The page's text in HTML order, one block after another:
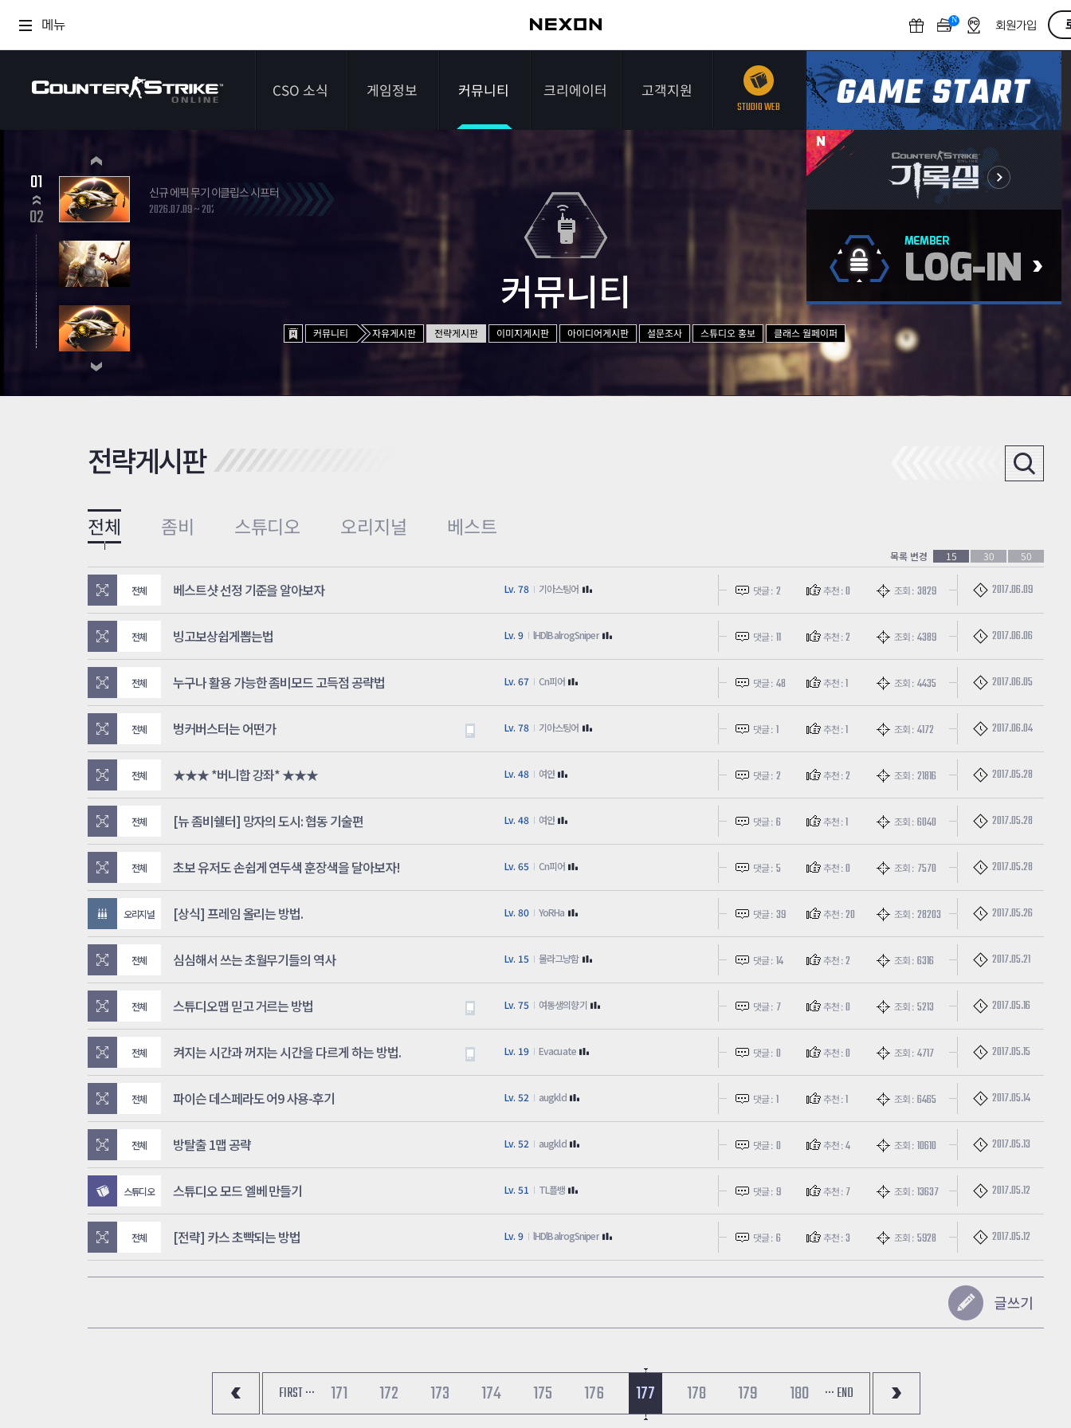
메뉴 N
F
회원가입
CSO 소식
이벤트
게임정보
조작법
NEXON NOW
추가 정보
기록실
커뮤니티
설문조사
스튜디오 홍보
크리에이터
크리에이터 공지
고객지원
STUDIO WEB
신규 에픽 무기 이클립스 시프터
2026.07.09 ~ 2026.09.03
01
02
커뮤니티
커뮤니티 자유게시판 전략게시판 이미지게시판 아이디어게시판 설문조사 스튜디오 홍보 클래스 월페이퍼
전략게시판
전체 좀비 스튜디오 오리지널 베스트
목록 변경 15 30 50
전체 베스트샷 선정 기준을 알아보자 Lv. 78 기아스팅어 댓글 : 2 추천 : 0 조회 : 3829 2017.06.09
전체 빙고보상쉽게뽑는법 Lv. 9 lHDlBalrogSniper 댓글 : 11 추천 : 2 조회 : 4389 2017.06.06
전체 누구나 활용 가능한 좀비모드 고득점 공략법 Lv. 67 Cn피어 댓글 : 48 추천 : 1 조회 : 4435 2017.06.05
전체 벙커버스터는 어떤가 Lv. 78 기아스팅어 댓글 : 1 추천 : 1 조회 : 4172 2017.06.04
전체 ★★★ *버니합 강좌* ★★★ Lv. 48 여얀 댓글 : 2 추천 : 2 조회 : 21816 2017.05.28
전체 [뉴 좀비쉘터] 망자의 도시: 협동 기술편 Lv. 48 여얀 댓글 : 6 추천 : 1 조회 : 6040 2017.05.28
전체 초보 유저도 손쉽게 연두색 훈장색을 달아보자! Lv. 65 Cn피어 댓글 : 5 추천 : 0 조회 : 7570 2017.05.28
오리지널 [상식] 프레임 올리는 방법. Lv. 80 YoRHa 댓글 : 39 추천 : 20 조회 : 28203 2017.05.26
전체 심심해서 쓰는 초월무기들의 역사 Lv. 15 몰라그냥함 댓글 : 14 추천 : 2 조회 : 6316 2017.05.21
전체 스튜디오맵 믿고 거르는 방법 Lv. 75 여동생의향기 댓글 : 7 추천 : 0 조회 : 5213 2017.05.16
전체 켜지는 시간과 꺼지는 시간을 다르게 하는 방법. Lv. 19 Evacuate 댓글 : 0 추천 : 0 조회 : 4717 2017.05.15
전체 파이슨 데스페라도 어9 사용-후기 Lv. 52 augkld 댓글 : 1 추천 : 1 조회 : 6465 2017.05.14
전체 방탈출 1맵 공략 Lv. 52 augkld 댓글 : 0 추천 : 4 조회 : 10610 2017.05.13
스튜디오 스튜디오 모드 엘베 만들기 Lv. 51 TL플뱅 댓글 : 9 추천 : 7 조회 : 13637 2017.05.12
전체 [전략] 카스 초빡되는 방법 Lv. 9 lHDlBalrogSniper 댓글 : 6 추천 : 3 조회 : 5928 2017.05.12
FIRST ··· 171 172 173 174 175 176 177 178 179 180 ··· END